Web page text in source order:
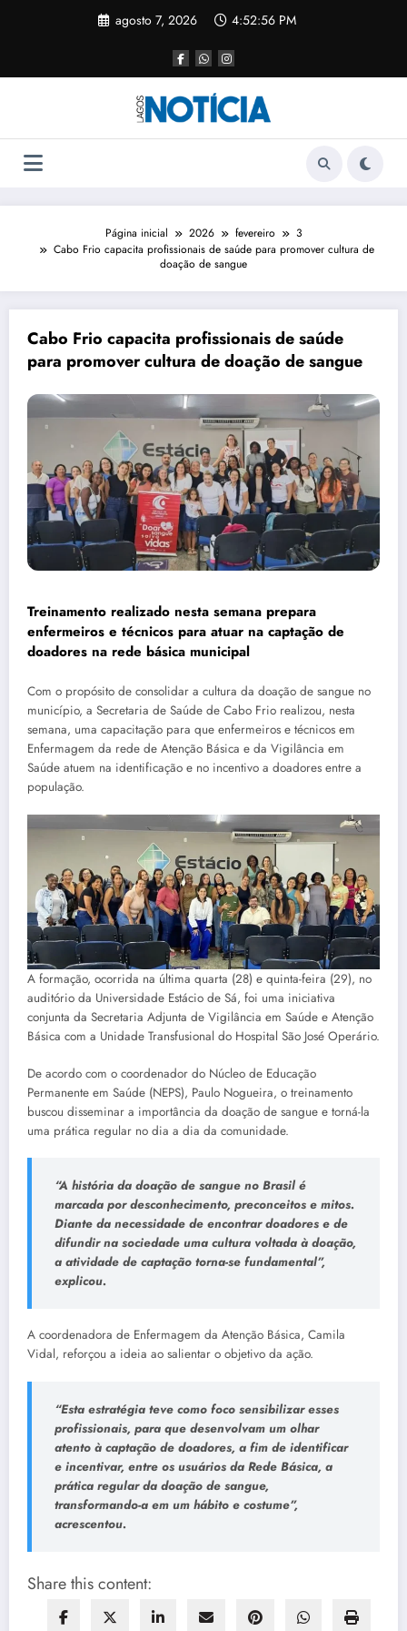
agosto 7, 2026 4:52:56 PM
Página inicial 2026 fevereiro
3
Cabo Frio capacita profissionais de saúde para promover cultura de
doação de sangue
Cabo Frio capacita profissionais de saúde
para promover cultura de doação de sangue
Treinamento realizado nesta semana prepara
enfermeiros e técnicos para atuar na captação de
doadores na rede básica municipal
Com o propósito de consolidar a cultura da doação de sangue no
município, a Secretaria de Saúde de Cabo Frio realizou, nesta
semana, uma capacitação para que enfermeiros e técnicos em
Enfermagem da rede de Atenção Básica e da Vigilância em
Saúde atuem na identificação e no incentivo a doadores entre a
população.
A formação, ocorrida na última quarta (28) e quinta-feira (29), no
auditório da Universidade Estácio de Sá, foi uma iniciativa
conjunta da Secretaria Adjunta de Vigilância em Saúde e Atenção
Básica com a Unidade Transfusional do Hospital São José Operário.
De acordo com o coordenador do Núcleo de Educação
Permanente em Saúde (NEPS), Paulo Nogueira, o treinamento
buscou disseminar a importância da doação de sangue e torná-la
uma prática regular no dia a dia da comunidade.
“A história da doação de sangue no Brasil é
marcada por desconhecimento, preconceitos e mitos.
Diante da necessidade de encontrar doadores e de
difundir na sociedade uma cultura voltada à doação,
a atividade de captação torna-se fundamental”,
explicou.
A coordenadora de Enfermagem da Atenção Básica, Camila
Vidal, reforçou a ideia ao salientar o objetivo da ação.
“Esta estratégia teve como foco sensibilizar esses
profissionais, para que desenvolvam um olhar
atento à captação de doadores, a fim de identificar
e incentivar, entre os usuários da Rede Básica, a
prática regular da doação de sangue,
transformando-a em um hábito e costume”,
acrescentou.
Share this content: